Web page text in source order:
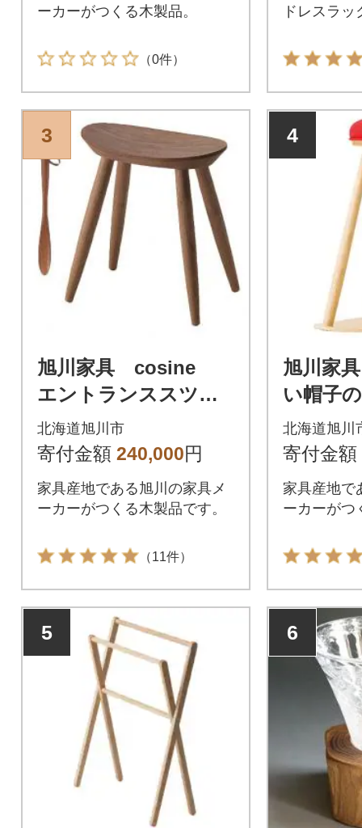
ーカーがつくる木製品。
（0件）
ドレスラッ
3
旭川家具 cosine
エントランススツー
ルと靴べら(S)のセッ
ト ウォルナット_044
北海道旭川市
寄付金額 240,000円
家具産地である旭川の家具メ
ーカーがつくる木製品です。
（11件）
4
旭川家
い帽子
ツール
北海道旭川
寄付金額
家具産地で
ーカーがつ
5 6